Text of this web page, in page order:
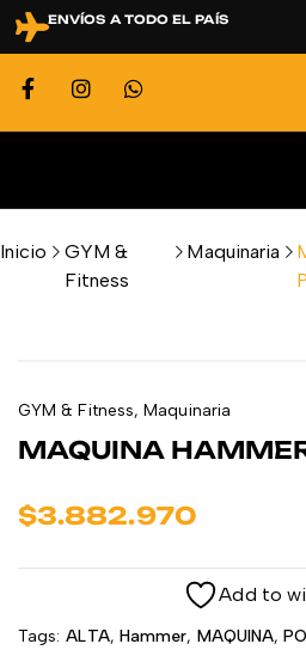
ENVÍOS A TODO EL PAÍS
Inicio
GYM &
Fitness
Maquinaria
GYM & Fitness,Maquinaria
MAQUINA
$3.882.970
Add to
Tags: ALTA, Hammer, MAQUINA,